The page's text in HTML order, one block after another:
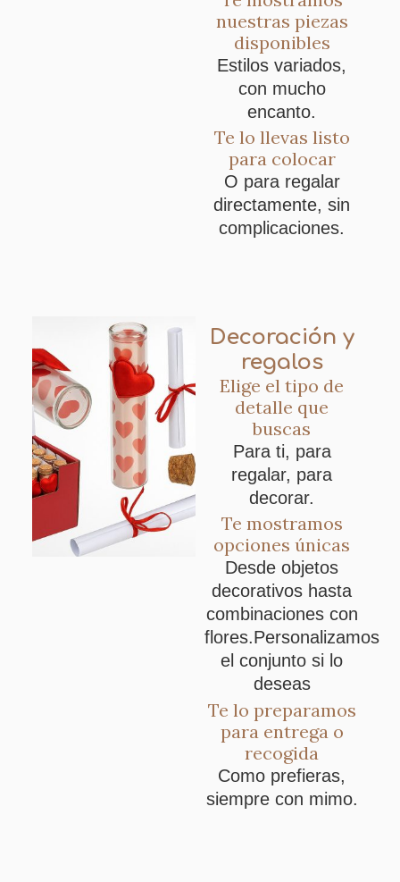
nuestras piezas
disponibles
Estilos variados,
con mucho
encanto.
Te lo llevas listo
para colocar
O para regalar
directamente, sin
complicaciones.
Decoración y
regalos
Elige el tipo de
detalle que
buscas
Para ti, para
regalar, para
decorar.
Te mostramos
opciones únicas
Desde objetos
decorativos hasta
combinaciones con
flores.Personalizamos
el conjunto si lo
deseas
Te lo preparamos
para entrega o
recogida
Como prefieras,
siempre con mimo.